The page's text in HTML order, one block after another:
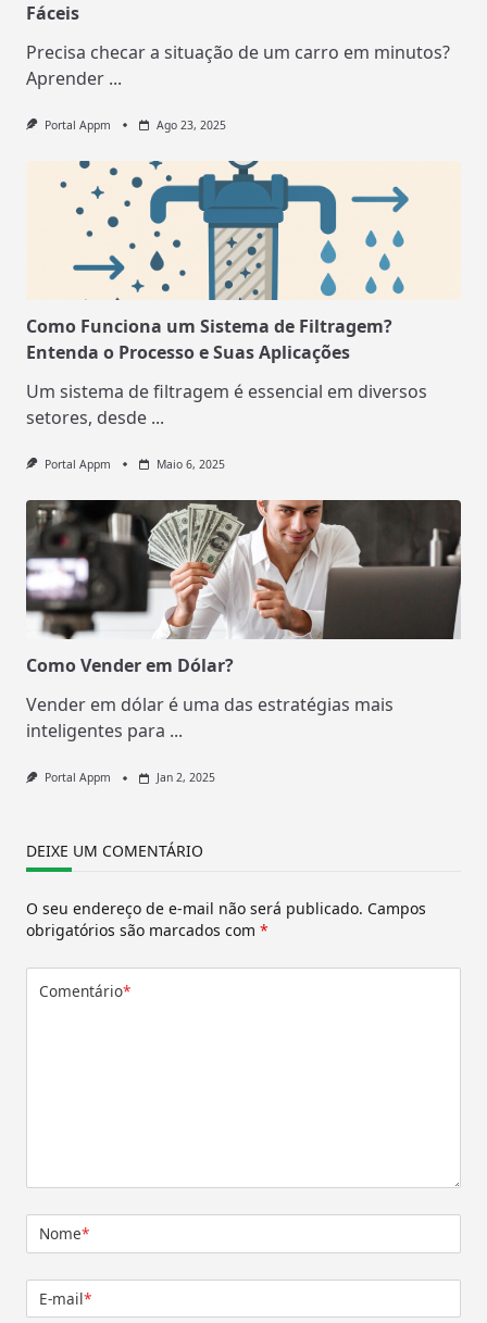
Fáceis
Precisa checar a situação de um carro em minutos?
Aprender ...
Portal Appm Ago 23, 2025
Como Funciona um Sistema de Filtragem?
Entenda o Processo e Suas Aplicações
Um sistema de filtragem é essencial em diversos
setores, desde ...
Portal Appm Maio 6, 2025
Como Vender em Dólar?
Vender em dólar é uma das estratégias mais
inteligentes para ...
Portal Appm Jan 2, 2025
DEIXE UM COMENTÁRIO
O seu endereço de e-mail não será publicado. Campos
obrigatórios são marcados com *
Comentário*
Nome*
E-mail*